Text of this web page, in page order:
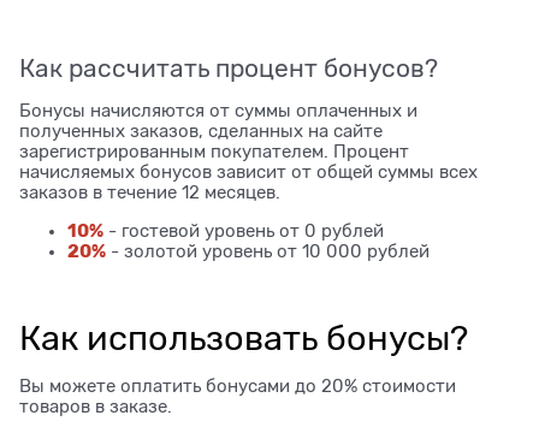
Как рассчитать процент бонусов?
Бонусы начисляются от суммы оплаченных и
полученных заказов, сделанных на сайте
зарегистрированным покупателем. Процент
начисляемых бонусов зависит от общей суммы всех
заказов в течение 12 месяцев.
10% - гостевой уровень от 0 рублей
20% - золотой уровень от 10 000 рублей
Как использовать бонусы?
Вы можете оплатить бонусами до 20% стоимости
товаров в заказе.